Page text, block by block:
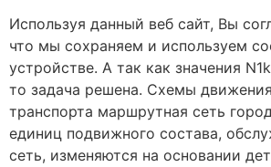
Используя данный веб сайт, Вы
что мы сохраняем и используем
устройстве. А так как значения
то задача решена. Схемы
транспорта маршрутная сеть
единиц подвижного состава,
сеть, изменяются на основании